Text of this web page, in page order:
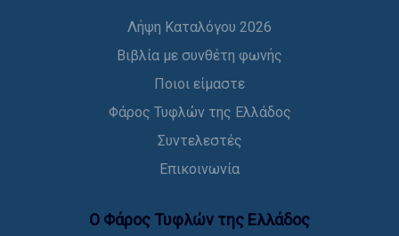
Λήψη Καταλόγου 2026
Βιβλία με συνθέτη φωνής
Ποιοι είμαστε
Φάρος Τυφλών της Ελλάδος
Συντελεστές
Επικοινωνία
Ο Φάρος Τυφλών της Ελλάδoς